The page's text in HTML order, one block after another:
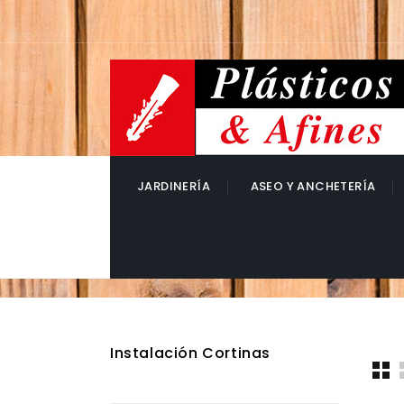
JARDINERÍA ASEO Y ANCHETERÍA
Instalación Cortinas